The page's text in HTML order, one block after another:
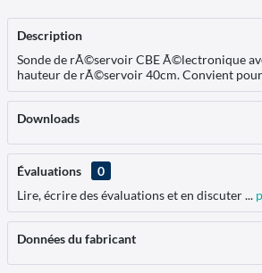
Description
Sonde de rÃ©servoir CBE Ã©lectronique
hauteur de rÃ©servoir 40cm. Convient
Downloads
Évaluations
0
Lire, écrire des évaluations et en discuter ...
Données du fabricant